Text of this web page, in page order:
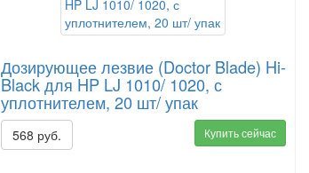
Дозирующее лезвие (Doctor Blade) Hi-
Black для HP LJ 1010/ 1020, с
уплотнителем, 20 шт/ упак
568 руб. Купить сейчас